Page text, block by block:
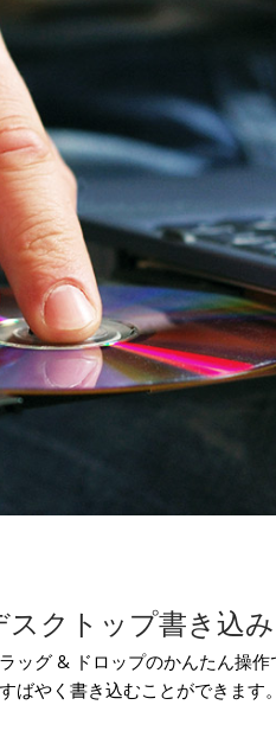
スクトップ書き込
ラッグ & ドロップのかんたん操
ばやく書き込むことができます。